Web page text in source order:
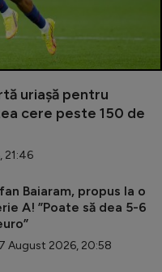
uriașă pentru
cere peste 150 de
21:46
Baiaram, propus la o
A! ”Poate să dea 5-6
August 2026, 20:58